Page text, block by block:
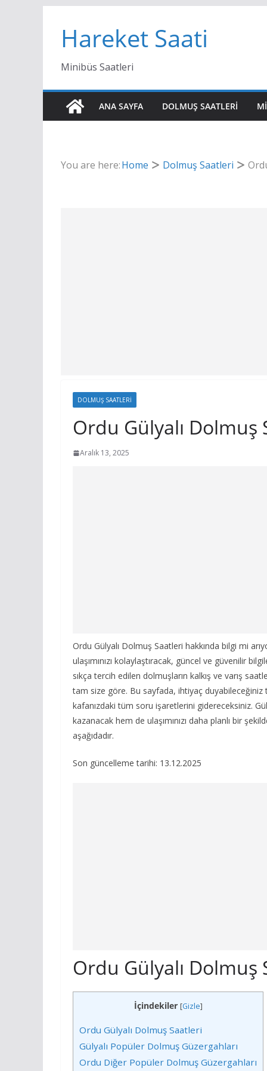
contentHareket Saati
Minibüs Saatleri
ANA SAYFA DOLMUŞ SAATLERI
You are here:Home Dolmuş Saatleri
DOLMUŞ SAATLERI
Ordu Gülyalı Dolmuş
Aralık 13, 2025
Ordu Gülyalı Dolmuş Saatleri hakkında bilgi mi
ulaşımınızı kolaylaştıracak, güncel ve güvenilir
sıkça tercih edilen dolmuşların kalkış ve varış
tam size göre. Bu sayfada, ihtiyaç duyabileceğiniz
kafanızdaki tüm soru işaretlerini gidereceksiniz.
kazanacak hem de ulaşımınızı daha planlı bir
aşağıdadır.
Son güncelleme tarihi: 13.12.2025
Ordu Gülyalı Dolmuş
İçindekiler [Gizle]
Ordu Gülyalı Dolmuş Saatleri
Gülyalı Popüler Dolmuş Güzergahları
Ordu Diğer Popüler Dolmuş Güzergahları